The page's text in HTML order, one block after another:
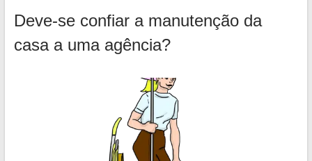
Deve-se confiar a manutenção da
casa a uma agência?